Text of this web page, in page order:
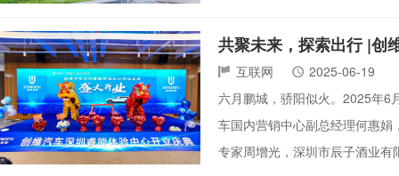
共聚未来，探索出行 |创
互联网
2025-06-19
六月鹏城，骄阳似火。2025年6
车国内营销中心副总经理何惠
专家周增光，深圳市辰子酒业